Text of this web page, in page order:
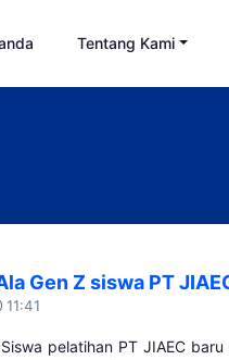
Tentang Kami
Gen Z siswa PT
11:41
Siswa pelatihan PT JIAEC